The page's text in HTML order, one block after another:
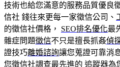
技術也給您滿意的服務品質優良
信社 錢往來更每一家徵信公司、
的徵信社價格， SEO排名優化最
雜症問題徵信不只是擅長抓姦偵
證技巧離婚諮詢讓您蒐證可靠消
您徵信社調查最先進的 追蹤器為